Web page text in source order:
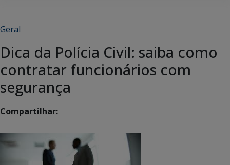
Geral
Dica da Polícia Civil: saiba como
contratar funcionários com
segurança
Compartilhar: